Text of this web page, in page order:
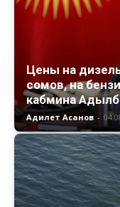
Цены на
сомов, на
кабмина
Адилет Асанов -